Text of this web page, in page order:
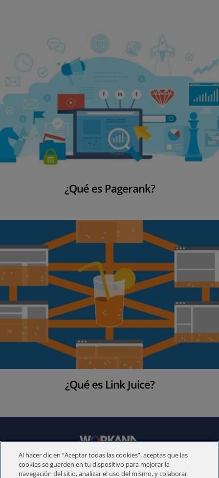
¿Qué es Pagerank?
¿Qué es Link Juice?
S
© 2012 - 2021 | Workana LLC - Todos los derechos reservados
Al hacer clic en “Aceptar todas las cookies”, aceptas que las
cookies se guarden en tu dispositivo para mejorar la
navegación del sitio, analizar el uso del mismo, y colaborar